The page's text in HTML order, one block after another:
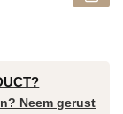
Neem gerust